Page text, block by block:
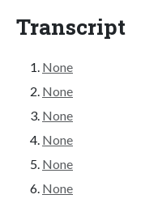
Transcript
None
None
None
None
None
None